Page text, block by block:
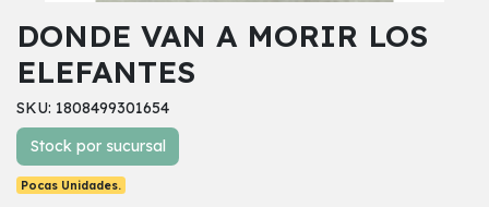
DONDE VAN A MORIR LOS
ELEFANTES
SKU: 1808499301654
Stock por sucursal
Pocas Unidades.